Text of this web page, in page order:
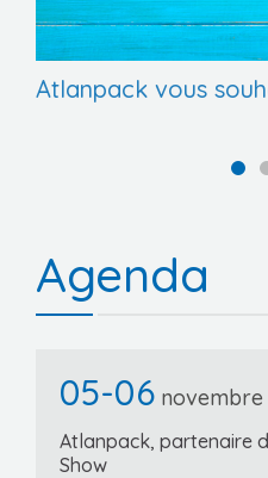
Atlanpack vous
VINIPACK 2026
Agenda
05-06
Atlanpack, partenaire
Show